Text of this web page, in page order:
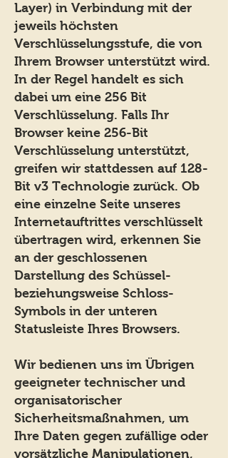
Layer) in Verbindung mit der
jeweils höchsten
Verschlüsselungsstufe, die von
Ihrem Browser unterstützt wird.
In der Regel handelt es sich
dabei um eine 256 Bit
Verschlüsselung. Falls Ihr
Browser keine 256-Bit
Verschlüsselung unterstützt,
greifen wir stattdessen auf 128-
Bit v3 Technologie zurück. Ob
eine einzelne Seite unseres
Internetauftrittes verschlüsselt
übertragen wird, erkennen Sie
an der geschlossenen
Darstellung des Schüssel-
beziehungsweise Schloss-
Symbols in der unteren
Statusleiste Ihres Browsers.
Wir bedienen uns im Übrigen
geeigneter technischer und
organisatorischer
Sicherheitsmaßnahmen, um
Ihre Daten gegen zufällige oder
vorsätzliche Manipulationen,